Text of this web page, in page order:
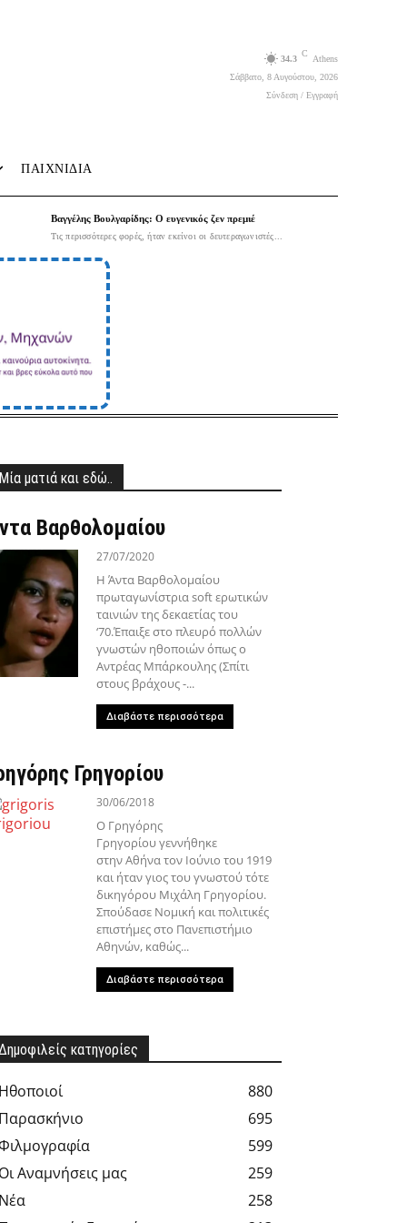
34.3
C
Athens
Σάββατο, 8 Αυγούστου, 2026
Σύνδεση / Εγγραφή
ΠΑΙΧΝΙΔΙΑ
Βαγγέλης Βουλγαρίδης: Ο ευγενικός ζεν πρεμιέ
Τις περισσότερες φορές, ήταν εκείνοι οι δευτεραγωνιστές...
Μία ματιά και εδώ..
Βαρθολομαίου
27/07/2020
Η Άντα Βαρθολομαίου
πρωταγωνίστρια soft ερωτικών
ταινιών της δεκαετίας του
‘70.Έπαιξε στο πλευρό πολλών
γνωστών ηθοποιών όπως ο
Αντρέας Μπάρκουλης (Σπίτι
στους βράχους -...
Διαβάστε περισσότερα
Γρηγορίου
30/06/2018
Ο Γρηγόρης
Γρηγορίου γεννήθηκε
στην Αθήνα τον Ιούνιο του 1919
και ήταν γιος του γνωστού τότε
δικηγόρου Μιχάλη Γρηγορίου.
Σπούδασε Νομική και πολιτικές
επιστήμες στο Πανεπιστήμιο
Αθηνών, καθώς...
Διαβάστε περισσότερα
κατηγορίες
Hθοποιοί
880
Παρασκήνιο
695
599
Οι Αναμνήσεις μας
259
Νέα
258